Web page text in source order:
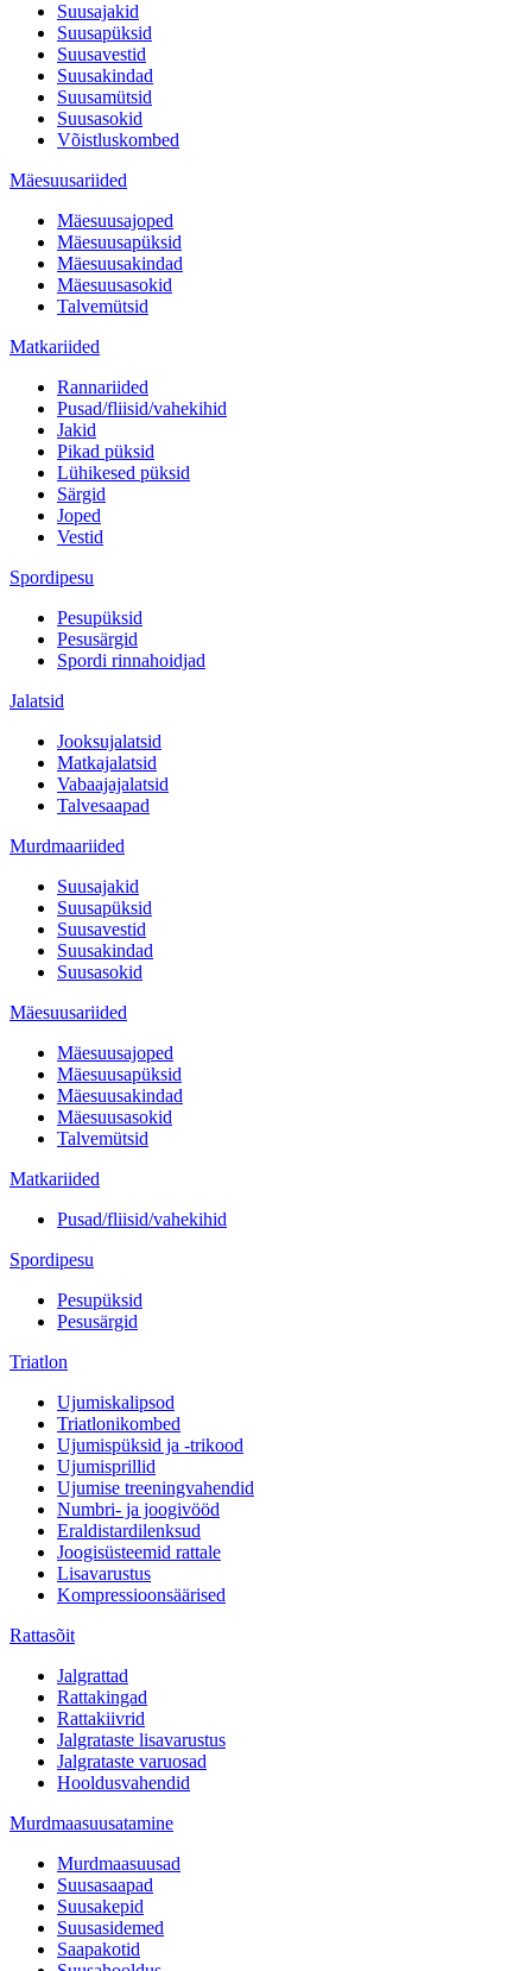
Suusajakid
Suusapüksid
Suusavestid
Suusakindad
Suusamütsid
Suusasokid
Võistluskombed
Mäesuusariided
Mäesuusajoped
Mäesuusapüksid
Mäesuusakindad
Mäesuusasokid
Talvemütsid
Matkariided
Rannariided
Pusad/fliisid/vahekihid
Jakid
Pikad püksid
Lühikesed püksid
Särgid
Joped
Vestid
Spordipesu
Pesupüksid
Pesusärgid
Spordi rinnahoidjad
Jalatsid
Jooksujalatsid
Matkajalatsid
Vabaajajalatsid
Talvesaapad
Murdmaariided
Suusajakid
Suusapüksid
Suusavestid
Suusakindad
Suusasokid
Mäesuusariided
Mäesuusajoped
Mäesuusapüksid
Mäesuusakindad
Mäesuusasokid
Talvemütsid
Matkariided
Pusad/fliisid/vahekihid
Spordipesu
Pesupüksid
Pesusärgid
Triatlon
Ujumiskalipsod
Triatlonikombed
Ujumispüksid ja -trikood
Ujumisprillid
Ujumise treeningvahendid
Numbri- ja joogivööd
Eraldistardilenksud
Joogisüsteemid rattale
Lisavarustus
Kompressioonsäärised
Rattasõit
Jalgrattad
Rattakingad
Rattakiivrid
Jalgrataste lisavarustus
Jalgrataste varuosad
Hooldusvahendid
Murdmaasuusatamine
Murdmaasuusad
Suusasaapad
Suusakepid
Suusasidemed
Saapakotid